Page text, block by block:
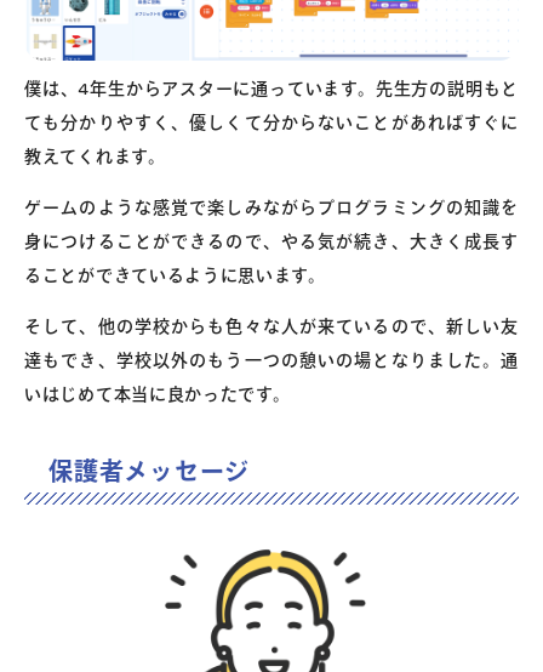
僕は、4年生からアスターに通っています。先生方の説明もと
ても分かりやすく、優しくて分からないことがあればすぐに
教えてくれます。
ゲームのような感覚で楽しみながらプログラミングの知識を
身につけることができるので、やる気が続き、大きく成長す
ることができているように思います。
そして、他の学校からも色々な人が来ているので、新しい友
達もでき、学校以外のもう一つの憩いの場となりました。通
いはじめて本当に良かったです。
保護者メッセージ